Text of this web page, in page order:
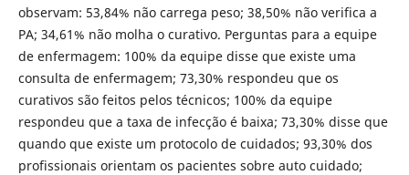
observam: 53,84% não carrega peso; 38,50% não verifica a
PA; 34,61% não molha o curativo. Perguntas para a equipe
de enfermagem: 100% da equipe disse que existe uma
consulta de enfermagem; 73,30% respondeu que os
curativos são feitos pelos técnicos; 100% da equipe
respondeu que a taxa de infecção é baixa; 73,30% disse que
quando que existe um protocolo de cuidados; 93,30% dos
profissionais orientam os pacientes sobre auto cuidado;